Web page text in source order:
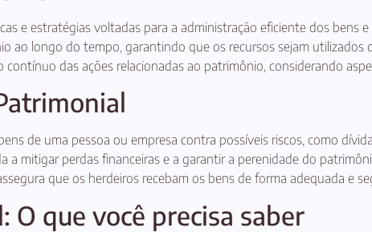
e estratégias voltadas para a administração eficiente dos bens
ao longo do tempo, garantindo que os recursos sejam utilizados
das ações relacionadas ao patrimônio, considerando
de uma pessoa ou empresa contra possíveis riscos, como
a mitigar perdas financeiras e a garantir a perenidade do
que os herdeiros recebam os bens de forma adequada e
que você precisa saber